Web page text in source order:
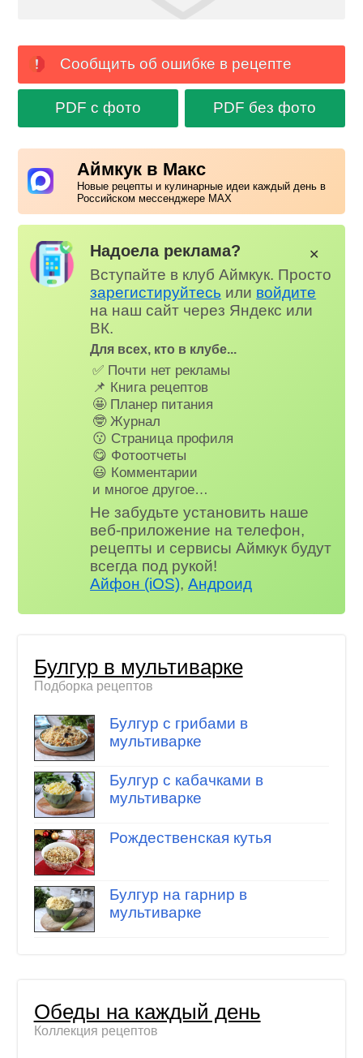
Сообщить об ошибке в рецепте
PDF с фото PDF без фото
Аймкук в Макс
Новые рецепты и кулинарные идеи каждый день в
Российском мессенджере MAX
Надоела реклама?
Вступайте в клуб Аймкук. Просто
зарегистируйтесь или войдите
на наш сайт через Яндекс или
ВК.
Для всех, кто в клубе...
✅ Почти нет рекламы
📌 Книга рецептов
🤩 Планер питания
🤓 Журнал
😗 Страница профиля
😋 Фотоотчеты
😃 Комментарии
и многое другое…
Не забудьте установить наше
веб-приложение на телефон,
рецепты и сервисы Аймкук будут
всегда под рукой!
Айфон (iOS),Андроид
✕
Булгур в мультиварке
Подборка рецептов
Булгур с грибами в
мультиварке
Булгур с кабачками в
мультиварке
Рождественская кутья
Булгур на гарнир в
мультиварке
Обеды на каждый день
Коллекция рецептов